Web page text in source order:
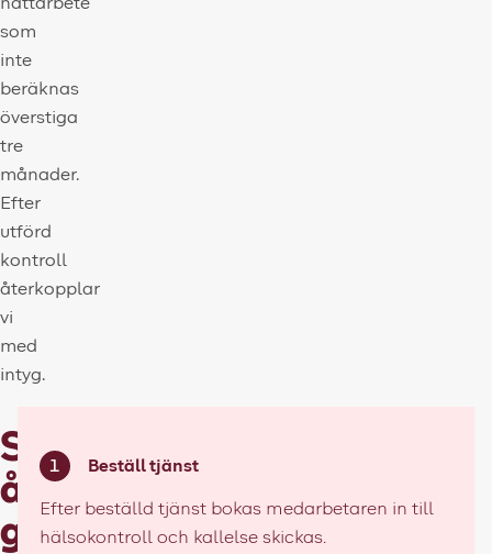
som
inte
beräknas
överstiga
tre
månader.
Efter
utförd
kontroll
återkopplar
vi
med
intyg.
S
å
g
Beställ tjänst
Efter beställd tjänst bokas medarbetaren in till
hälsokontroll och kallelse skickas.